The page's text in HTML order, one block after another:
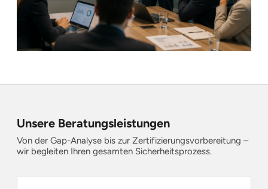
Unsere Beratungsleistungen
Von der Gap-Analyse bis zur Zertifizierungsvorbereitung –
wir begleiten Ihren gesamten Sicherheitsprozess.